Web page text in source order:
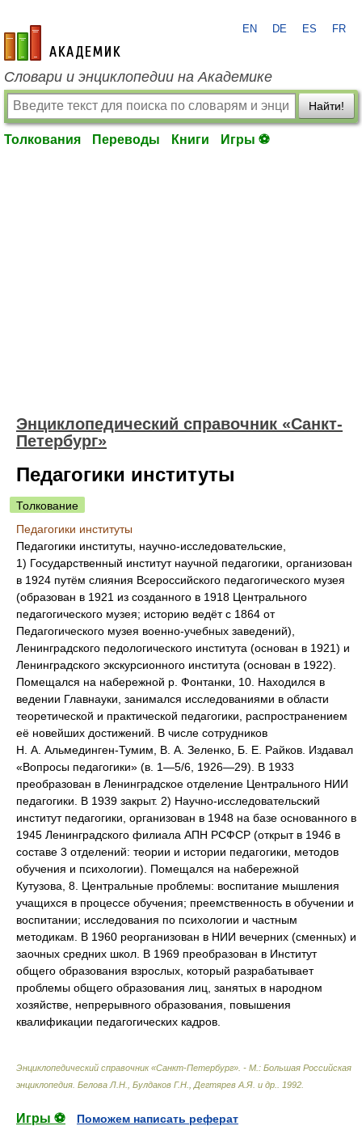
academic.ru
EN DE ES FR
Словари и энциклопедии на Академике
Найти!
Толкования Переводы Книги Игры ⚽
Энциклопедический справочник «Санкт-
Петербург»
Педагогики институты
Толкование
Педагогики институты
Педагогики институты, научно-исследовательские,
1) Государственный институт научной педагогики, организован
в 1924 путём слияния Всероссийского педагогического музея
(образован в 1921 из созданного в 1918 Центрального
педагогического музея; историю ведёт с 1864 от
Педагогического музея военно-учебных заведений),
Ленинградского педологического института (основан в 1921) и
Ленинградского экскурсионного института (основан в 1922).
Помещался на набережной р. Фонтанки, 10. Находился в
ведении Главнауки, занимался исследованиями в области
теоретической и практической педагогики, распространением
её новейших достижений. В числе сотрудников
Н. А. Альмединген-Тумим, В. А. Зеленко, Б. Е. Райков. Издавал
«Вопросы педагогики» (в. 1—5/6, 1926—29). В 1933
преобразован в Ленинградское отделение Центрального НИИ
педагогики. В 1939 закрыт. 2) Научно-исследовательский
институт педагогики, организован в 1948 на базе основанного в
1945 Ленинградского филиала АПН РСФСР (открыт в 1946 в
составе 3 отделений: теории и истории педагогики, методов
обучения и психологии). Помещался на набережной
Кутузова, 8. Центральные проблемы: воспитание мышления
учащихся в процессе обучения; преемственность в обучении и
воспитании; исследования по психологии и частным
методикам. В 1960 реорганизован в НИИ вечерних (сменных) и
заочных средних школ. В 1969 преобразован в Институт
общего образования взрослых, который разрабатывает
проблемы общего образования лиц, занятых в народном
хозяйстве, непрерывного образования, повышения
квалификации педагогических кадров.
Энциклопедический справочник «Санкт-Петербург». - М.: Большая Российская
энциклопедия Белова Л.Н., Булдаков Г.Н., Дегтярев А.Я. и др. 1992
Игры ⚽
Поможем написать реферат